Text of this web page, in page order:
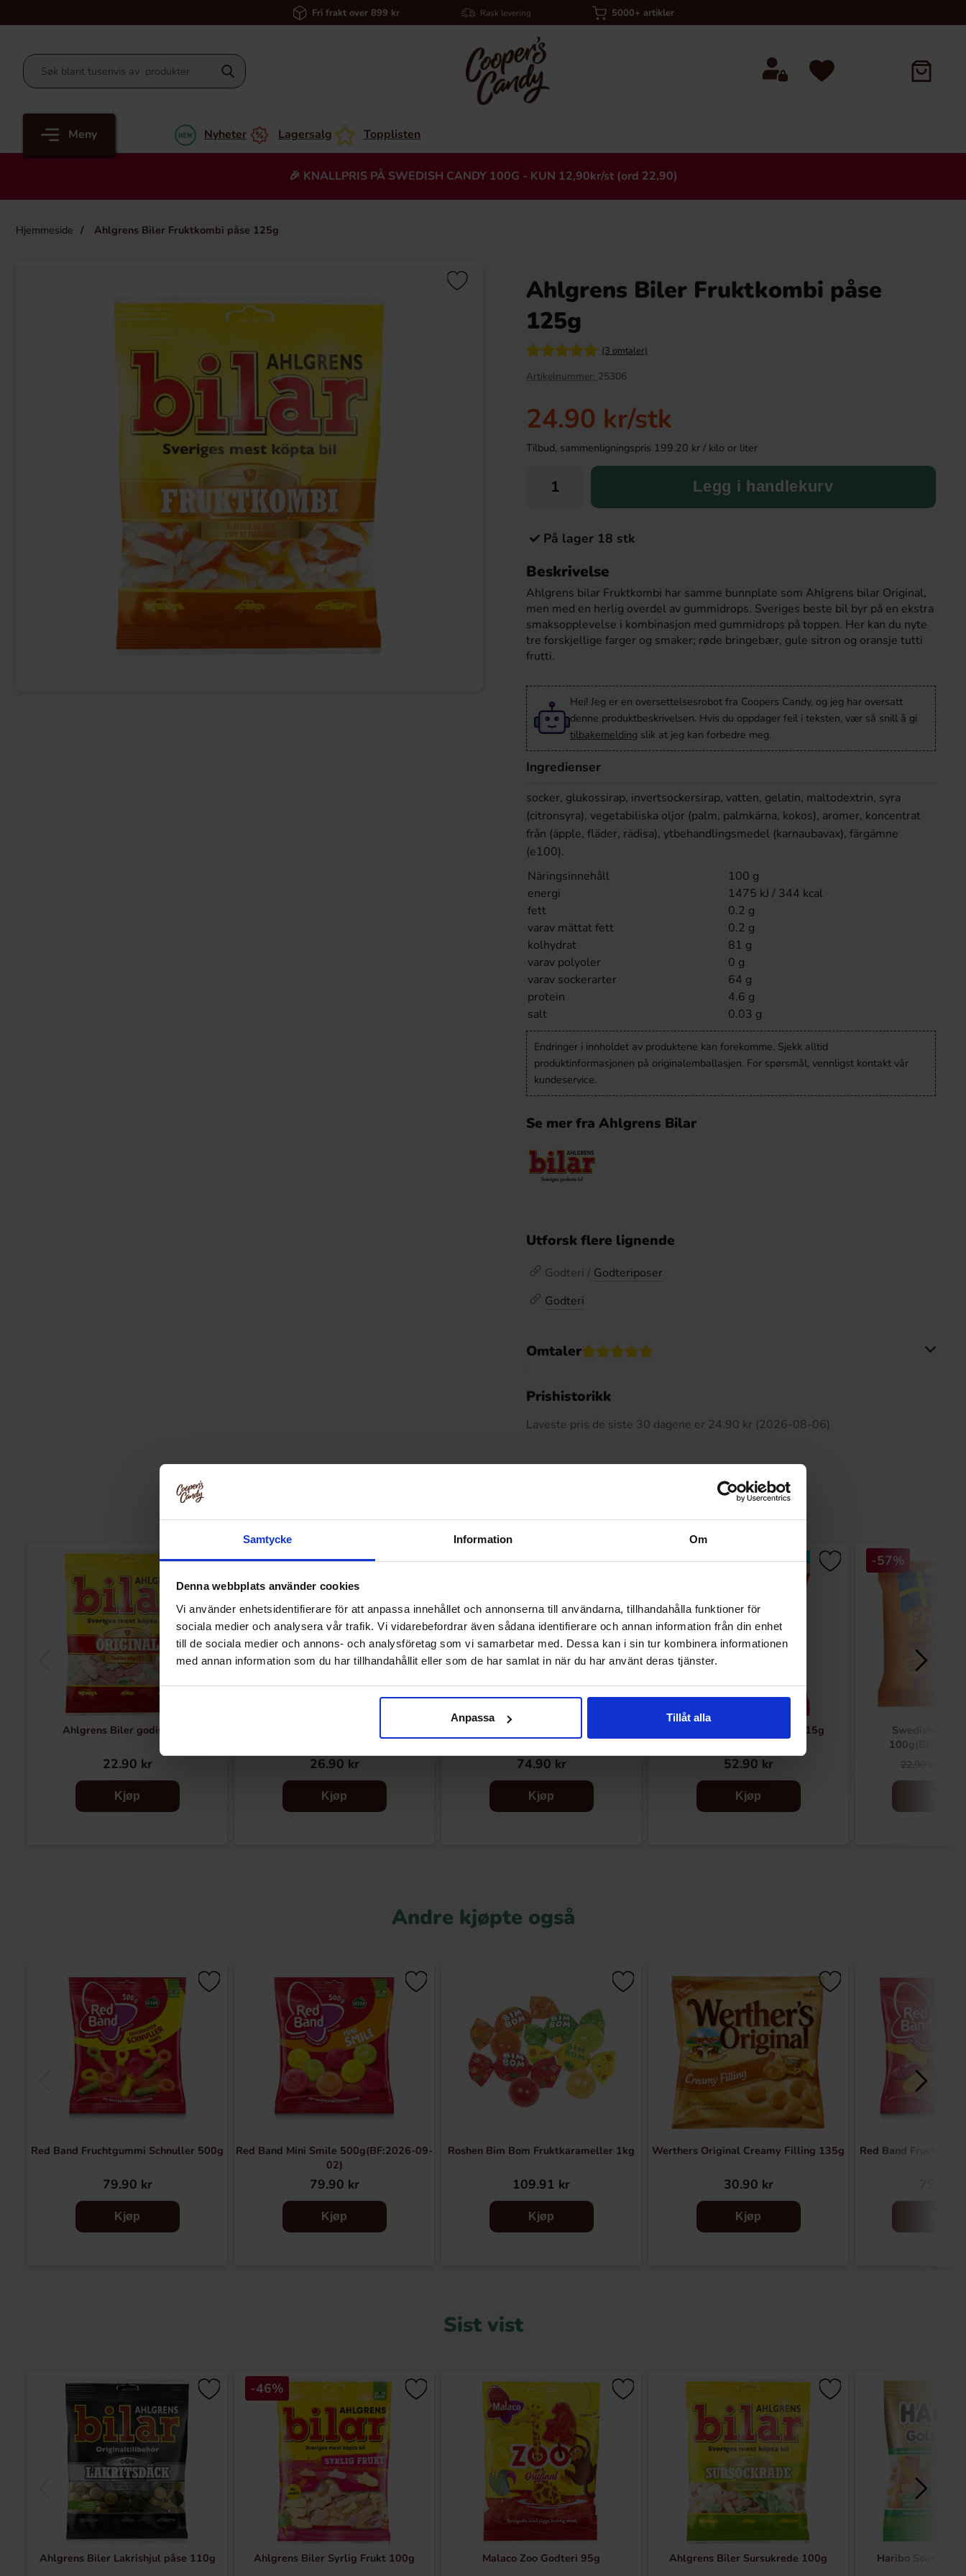
Samtycke Information Om
Denna webbplats använder cookies
Vi använder enhetsidentifierare för att anpassa innehållet och annonserna till användarna, tillhandahålla funktioner för
sociala medier och analysera vår trafik. Vi vidarebefordrar även sådana identifierare och annan information från din enhet
till de sociala medier och annons- och analysföretag som vi samarbetar med. Dessa kan i sin tur kombinera informationen
med annan information som du har tillhandahållit eller som de har samlat in när du har använt deras tjänster.
Anpassa Tillåt alla
Fri frakt over 899 kr Rask levering 5000+ artikler
Meny Nyheter Lagersalg Topplisten
🎉 KNALLPRIS PÅ SWEDISH CANDY 100G - KUN 12,90kr/st (ord 22,90)
Hjemmeside Ahlgrens Biler Fruktkombi påse 125g
Heading
Bubs Sur Skumromb Tutti frutti 2.6kg
349.90 kr
Franska Fruktkolor 725g
89.90 kr
Köp
33cl
Köp Köp
Ahlgrens Biler Fruktkombi påse
125g
(3 omtaler)
Artikelnummer: 25306
24.90 kr/stk
Tilbud, sammenligningspris 199.20 kr / kilo or liter
Legg i handlekurv
På lager 18 stk
Beskrivelse
Ahlgrens bilar Fruktkombi har samme bunnplate som Ahlgrens bilar Original,
men med en herlig overdel av gummidrops. Sveriges beste bil byr på en ekstra
smaksopplevelse i kombinasjon med gummidrops på toppen. Her kan du nyte
tre forskjellige farger og smaker; røde bringebær, gule sitron og oransje tutti
frutti.
Hei! Jeg er en oversettelsesrobot fra Coopers Candy, og jeg har oversatt
denne produktbeskrivelsen. Hvis du oppdager feil i teksten, vær så snill å gi
tilbakemelding slik at jeg kan forbedre meg.
Ingredienser
socker, glukossirap, invertsockersirap, vatten, gelatin, maltodextrin, syra
(citronsyra), vegetabiliska oljor (palm, palmkärna, kokos), aromer, koncentrat
från (äpple, fläder, rädisa), ytbehandlingsmedel (karnaubavax), färgämne
(e100).
Näringsinnehåll
100 g
energi
1475 kJ / 344 kcal
fett
0.2 g
varav mättat fett
0.2 g
kolhydrat
81 g
varav polyoler
0 g
varav sockerarter
64 g
protein
4.6 g
salt
0.03 g
Endringer i innholdet av produktene kan forekomme. Sjekk alltid
produktinformasjonen på originalemballasjen. For spørsmål, vennligst kontakt vår
kundeservice.
Se mer fra Ahlgrens Bilar
Utforsk flere lignende
Godteri / Godteriposer
Godteri
Omtaler
Prishistorikk
Laveste pris de siste 30 dagene er 24.90 kr (2026-08-06)
Ahlgrens Biler godis 125g
22.90 kr
Kjøp
26.90 kr
Kjøp
74.90 kr
Kjøp
Chupa Chups Madz Fruits 115g
52.90 kr
Kjøp
-57%
22.90 kr
Andre kjøpte også
Red Band Fruchtgummi Schnuller 500g
79.90 kr
Kjøp
Red Band Mini Smile 500g(BF:2026-09-
02)
79.90 kr
Kjøp
Roshen Bim Bom Fruktkarameller 1kg
109.91 kr
Kjøp
Werthers Original Creamy Filling 135g
30.90 kr
Kjøp
Red Band Fruchtgum
Sist vist
Ahlgrens Biler Lakrishjul påse 110g
-46%
Ahlgrens Biler Syrlig Frukt 100g Malaco Zoo Godteri 95g Ahlgrens Biler Sursukrede 100g Haribo Sour